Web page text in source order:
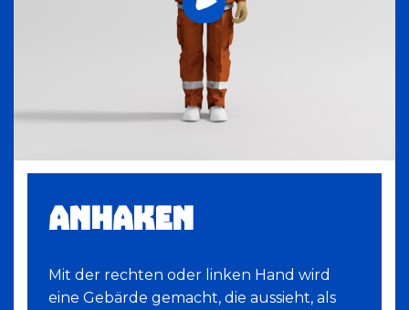
ANHAKEN
Mit der rechten oder linken Hand wird
eine Gebärde gemacht, die aussieht, als